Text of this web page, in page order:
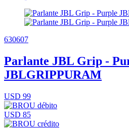
630607
Parlante JBL Grip -
JBLGRIPPURAM
USD 99
USD 85